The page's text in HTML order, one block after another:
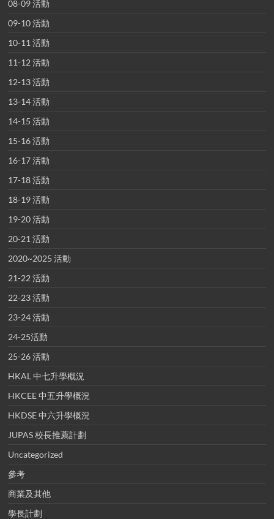
08-09 活動
09-10 活動
10-11 活動
11-12 活動
12-13 活動
13-14 活動
14-15 活動
15-16 活動
16-17 活動
17-18 活動
18-19 活動
19-20 活動
20-21 活動
2020~2025 活動
21-22 活動
22-23 活動
23-24 活動
24-25活動
25-26 活動
HKAL 中七升學概況
HKCEE 中五升學概況
HKDSE 中六升學概況
JUPAS 校長推薦計劃
Uncategorized
參考
商業及其他
學長計劃